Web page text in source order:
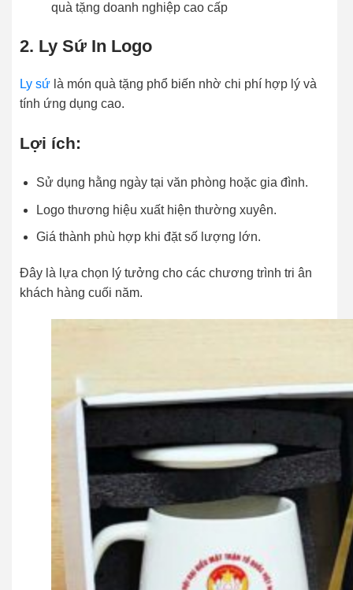
quà tặng doanh nghiệp cao cấp
2. Ly Sứ In Logo
Ly sứ là món quà tặng phổ biến nhờ chi phí hợp lý và
tính ứng dụng cao.
Lợi ích:
Sử dụng hằng ngày tại văn phòng hoặc gia đình.
Logo thương hiệu xuất hiện thường xuyên.
Giá thành phù hợp khi đặt số lượng lớn.
Đây là lựa chọn lý tưởng cho các chương trình tri ân
khách hàng cuối năm.